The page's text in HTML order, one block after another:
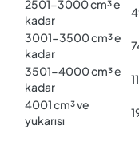
2501-3000 cm³ e
kadar
3001-3500 cm³ e
kadar
3501-4000 cm³ e
kadar
4001 cm³ ve
yukarısı